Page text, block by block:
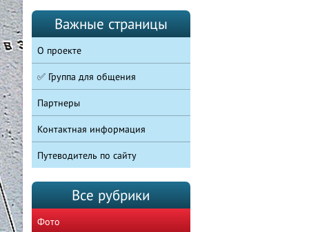
Важные страницы
О проекте
✅ Группа для общения
Партнеры
Контактная информация
Путеводитель по сайту
Все рубрики
Фото